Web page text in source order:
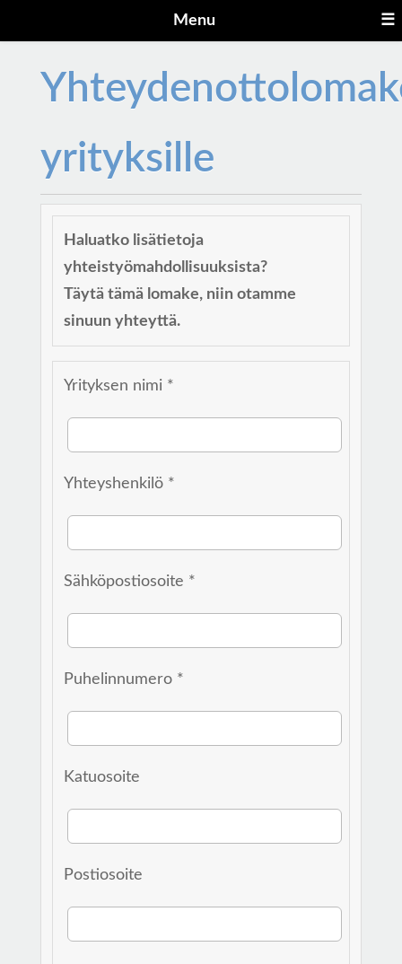
Menu ☰
yrityksille
Haluatko lisätietoja
yhteistyömahdollisuuksista?
Täytä tämä lomake, niin otamme
sinuun yhteyttä.
Yrityksen nimi *
Yhteyshenkilö *
Sähköpostiosoite *
Puhelinnumero *
Katuosoite
Postiosoite